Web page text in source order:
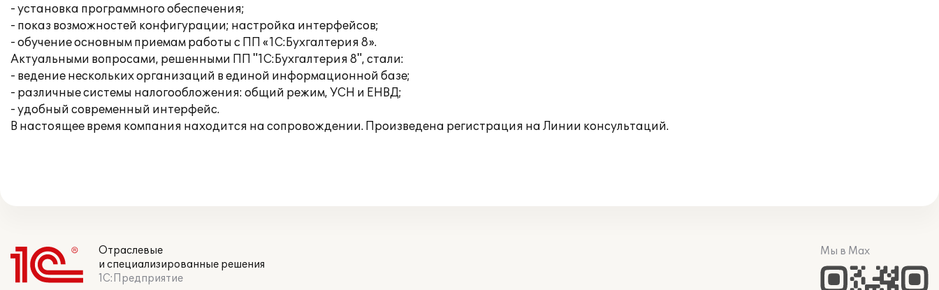
- установка программного обеспечения;
- показ возможностей конфигурации; настройка интерфейсов;
- обучение основным приемам работы с ПП «1С:Бухгалтерия 8».
Актуальными вопросами, решенными ПП "1С:Бухгалтерия 8", стали:
- ведение нескольких организаций в единой информационной базе;
- различные системы налогообложения: общий режим, УСН и ЕНВД;
- удобный современный интерфейс.
В настоящее время компания находится на сопровождении. Произведена регистрация на Линии консультаций.
Отраслевые
и специализированные решения
1С:Предприятие
Мы в Max